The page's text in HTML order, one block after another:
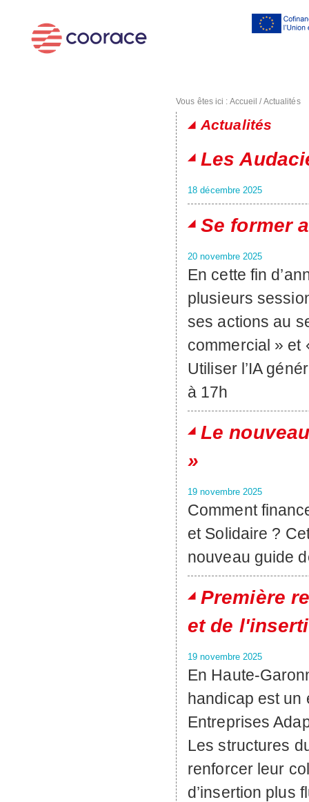
Vous êtes ici : Accueil /Actualités
Actualités
Les
18 décembre 2025
Se former
20 novembre 2025
En cette fin
plusieurs
ses actions au
commercial » et
Utiliser l’IA
à 17h
Le
»
19 novembre 2025
Comment
et Solidaire ?
nouveau guide
Première
et de
19 novembre 2025
En Haute-
handicap est un
Entreprises
Les structures
renforcer leur
d’insertion plus
Pages